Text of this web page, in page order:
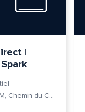
|
Centre de Formation AGFM, Chemin du Champ-des-Filles 6A 1er étage, 1228 Plan-les-Ouates